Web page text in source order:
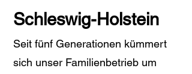
Schleswig-Holstein
Seit fünf Generationen kümmert
sich unser Familienbetrieb um